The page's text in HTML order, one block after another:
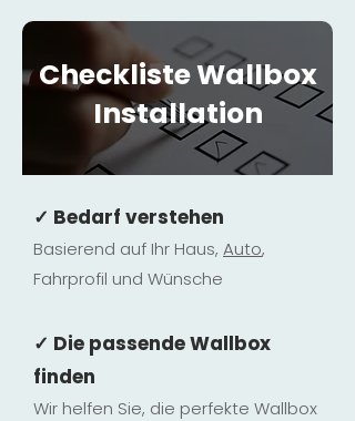
Checkliste Wallbox
Installation
✓ Bedarf verstehen
Basierend auf Ihr Haus, Auto,
Fahrprofil und Wünsche
✓ Die passende Wallbox
finden
Wir helfen Sie, die perfekte Wallbox